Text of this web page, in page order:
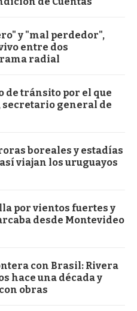
y "mal perdedor",
entre dos
radial
de tránsito por el que
secretario general de
boreales y estadías
así viajan los uruguayos
por vientos fuertes y
desde Montevideo
con Brasil: Rivera
hace una década y
obras